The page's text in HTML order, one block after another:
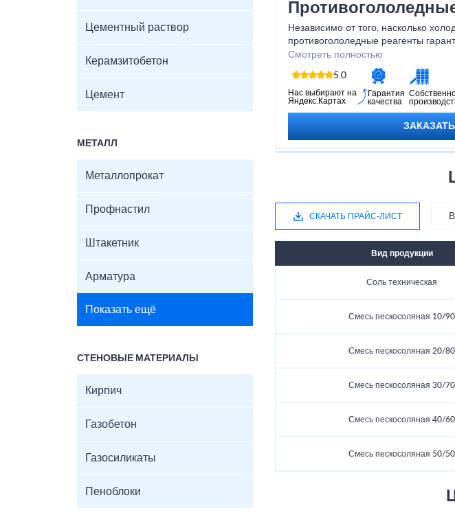
Цементный раствор
Керамзитобетон
Цемент
МЕТАЛЛ
Металлопрокат
Профнастил
Штакетник
Арматура
Показать ещё
СТЕНОВЫЕ МАТЕРИАЛЫ
Кирпич
Газобетон
Газосиликаты
Пеноблоки
Независимо от того, насколько
противогололедные реагенты
поездку. Приобретая нашу
качественный товар, но и
на дороге находится под надежной
о безопасности на зиму, выбирайте
реагенты и путешествуйте с
Смотреть полностью
5.0
Нас выбирают на
Яндекс.Картах
Гарантия
качества
ЗАКАЗАТЬ
СКАЧАТЬ ПРАЙС-ЛИСТ
Вид продукции
Соль техническая
Смесь пескосоляная 10/90
Смесь пескосоляная 20/80
Смесь пескосоляная 30/70
Смесь пескосоляная 40/60
Смесь пескосоляная 50/50